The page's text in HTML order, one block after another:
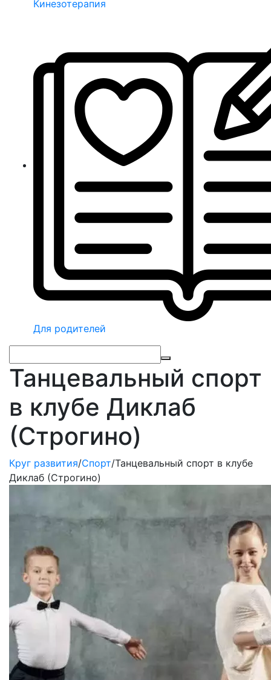
Кинезотерапия
Для родителей
Танцевальный спорт
в клубе Диклаб
(Строгино)
Круг развития/Спорт/Танцевальный спорт в клубе
Диклаб (Строгино)